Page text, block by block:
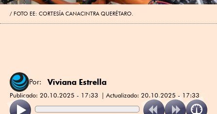
FOTO EE: CORTESÍA CANACINTRA QUERÉTARO.
Por: Viviana Estrella
Publicado: 20.10.2025 - 17:33 Actualizado: 20.10.2025 - 17:33